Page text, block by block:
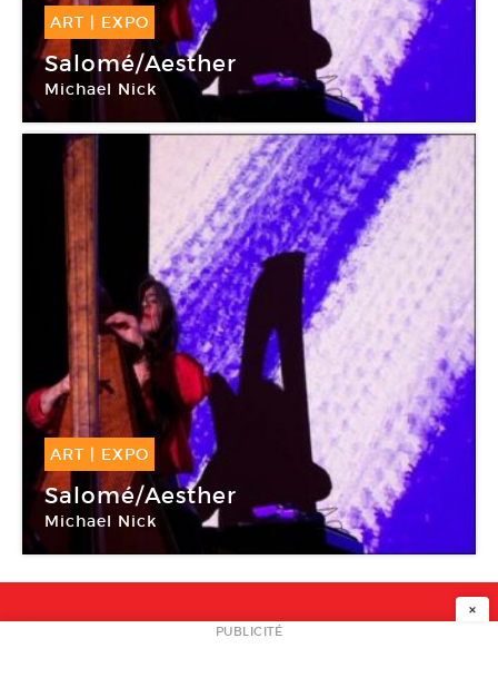
ART | EXPO
27 Nov -27 Nov 2014
Salomé/Aesther
Michael Nick
ART EXPO
27 Nov -27 Nov 2014
Salomé/Aesther
Michael Nick
NEWSLETTER
×
PUBLICITÉ